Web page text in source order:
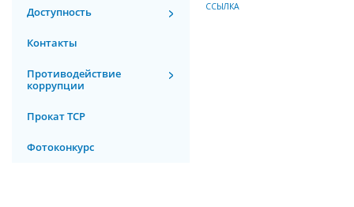
Доступность
Контакты
Противодействие
коррупции
Прокат ТСР
Фотоконкурс
ССЫЛКА